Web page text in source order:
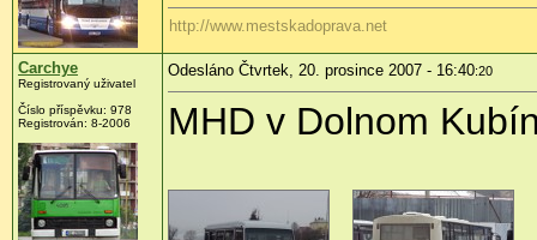
http://www.mestskadoprava.net
Carchye
Registrovaný uživatel
Číslo příspěvku: 978
Registrován: 8-2006
Odesláno Čtvrtek, 20. prosince 2007 - 16:40:20
MHD v Dolnom